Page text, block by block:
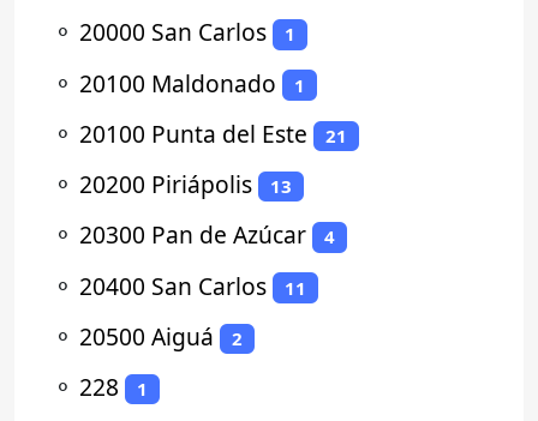
⚬ 20000 San Carlos 1
⚬ 20100 Maldonado 1
⚬ 20100 Punta del Este 21
⚬ 20200 Piriápolis 13
⚬ 20300 Pan de Azúcar 4
⚬ 20400 San Carlos 11
⚬ 20500 Aiguá 2
⚬ 228 1